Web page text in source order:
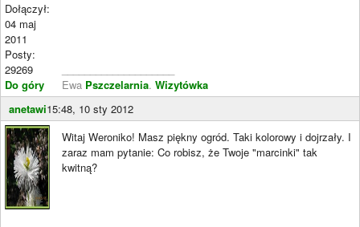
Dołączył:
04 maj
2011
Posty:
29269
Do góry
Ewa Pszczelarnia. Wizytówka
anetawi15:48, 10 sty 2012
Witaj Weroniko! Masz piękny ogród. Taki kolorowy i dojrzały. I
zaraz mam pytanie: Co robisz, że Twoje "marcinki" tak
kwitną?